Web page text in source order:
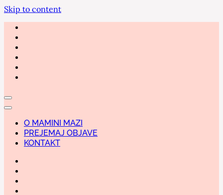
Skip to content
O MAMINI MAZI
PREJEMAJ OBJAVE
KONTAKT